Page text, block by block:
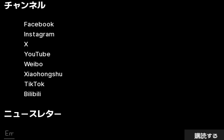
チャンネル
Facebook
Instagram
X
YouTube
Weibo
Xiaohongshu
TikTok
Bilibili
ニュースレター
購読する